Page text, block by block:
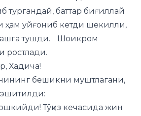
тургандай, баттар биғиллай
ҳам уйғониб кетди шекилли,
тушди. Шоикром
ростлади.
Хадича!
бешикни муштлагани,
Тўққиз кечасида жин